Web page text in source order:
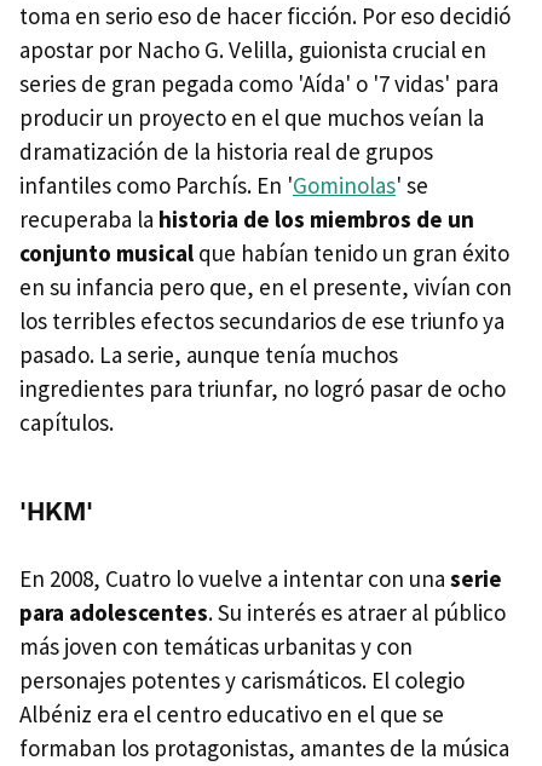
toma en serio eso de hacer ficción. Por eso decidió
apostar por Nacho G. Velilla, guionista crucial en
series de gran pegada como 'Aída' o '7 vidas' para
producir un proyecto en el que muchos veían la
dramatización de la historia real de grupos
infantiles como Parchís. En 'Gominolas' se
recuperaba la historia de los miembros de un
conjunto musical que habían tenido un gran éxito
en su infancia pero que, en el presente, vivían con
los terribles efectos secundarios de ese triunfo ya
pasado. La serie, aunque tenía muchos
ingredientes para triunfar, no logró pasar de ocho
capítulos.
'HKM'
En 2008, Cuatro lo vuelve a intentar con una serie
para adolescentes. Su interés es atraer al público
más joven con temáticas urbanitas y con
personajes potentes y carismáticos. El colegio
Albéniz era el centro educativo en el que se
formaban los protagonistas, amantes de la música